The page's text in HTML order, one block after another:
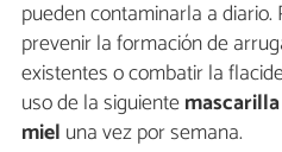
pueden contaminarla a
prevenir la formación de
existentes o combatir la
uso de la siguiente
miel una vez por semana.